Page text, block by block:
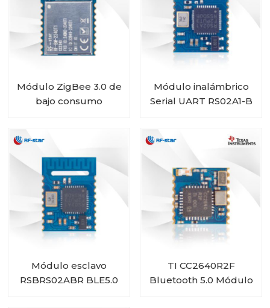
Módulo ZigBee 3.0 de
bajo consumo
BM-2340T1
Módulo inalámbrico
Serial UART RS02A1-B
Módulo esclavo
RSBRS02ABR BLE5.0
TI CC2640R2F
Bluetooth 5.0 Módulo